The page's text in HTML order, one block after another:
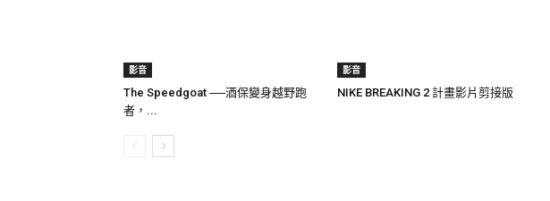
影音
The Speedgoat ──酒保變身越野跑
者，...
影音
NIKE BREAKING 2 計畫影片剪接版